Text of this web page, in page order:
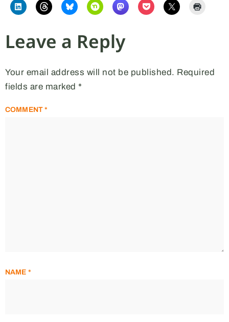
Leave a Reply
Your email address will not be published. Required
fields are marked *
COMMENT*
NAME *